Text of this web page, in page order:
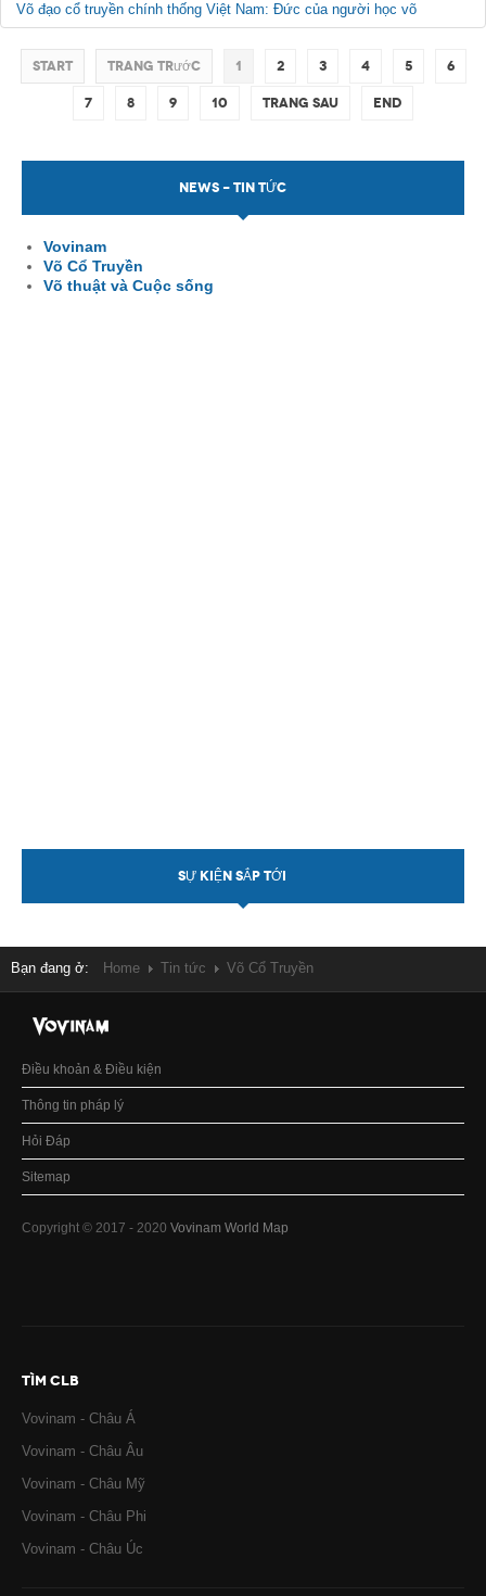
Võ đạo cổ truyền chính thống Việt Nam: Đức của người học võ
Start Trang trước 1 2 3 4 5 6
7 8 9 10 Trang sau End
NEWS - TIN TỨC
Vovinam
Võ Cổ Truyền
Võ thuật và Cuộc sống
SỰ KIỆN SẮP TỚI
Bạn đang ở: Home Tin tức Võ Cổ Truyền
Điều khoản & Điều kiện
Thông tin pháp lý
Hỏi Đáp
Sitemap
Copyright © 2017 - 2020 Vovinam World Map
TÌM CLB
Vovinam - Châu Á
Vovinam - Châu Âu
Vovinam - Châu Mỹ
Vovinam - Châu Phi
Vovinam - Châu Úc